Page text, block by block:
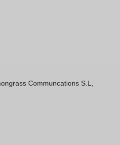
Communcations S.L,